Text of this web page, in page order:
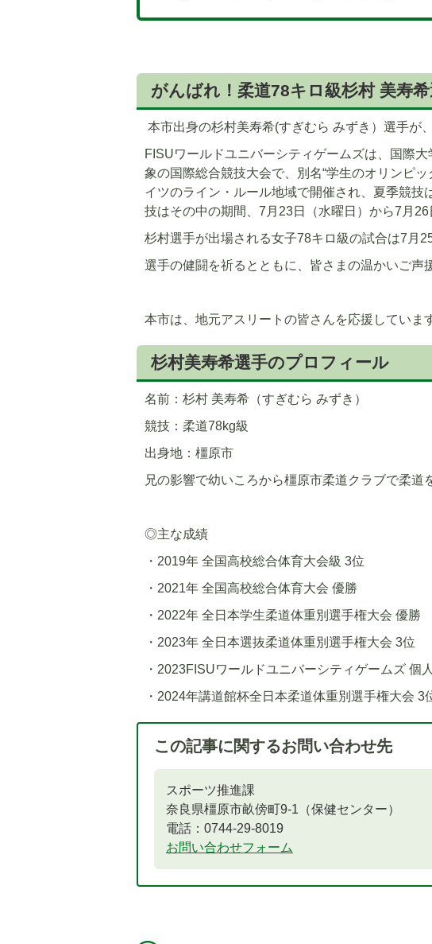
がんばれ！柔道78キロ級杉村 美寿
本市出身の杉村美寿希(すぎむら みずき）選手が
FISUワールドユニバーシティゲームズは、国際
象の国際総合競技大会で、別名“学生のオリンピ
イツのライン・ルール地域で開催され、夏季競
技はその中の期間、7月23日（水曜日）から7月26
杉村選手が出場される女子78キロ級の試合は7月
選手の健闘を祈るとともに、皆さまの温かいご声
本市は、地元アスリートの皆さんを応援していま
杉村美寿希選手のプロフィール
名前：杉村 美寿希（すぎむら みずき）
競技：柔道78kg級
出身地：橿原市
兄の影響で幼いころから橿原市柔道クラブで柔道
◎主な成績
・2019年 全国高校総合体育大会級 3位
・2021年 全国高校総合体育大会 優勝
・2022年 全日本学生柔道体重別選手権大会 優勝
・2023年 全日本選抜柔道体重別選手権大会 3位
・2023FISUワールドユニバーシティゲームズ 個
・2024年講道館杯全日本柔道体重別選手権大会 3
この記事に関するお問い合わせ先
スポーツ推進課
奈良県橿原市畝傍町9-1（保健センター）
電話：0744-29-8019
お問い合わせフォーム